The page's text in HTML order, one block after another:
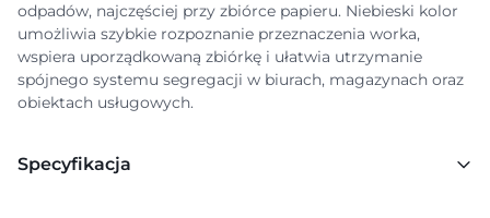
odpadów, najczęściej przy zbiórce papieru. Niebieski kolor
umożliwia szybkie rozpoznanie przeznaczenia worka,
wspiera uporządkowaną zbiórkę i ułatwia utrzymanie
spójnego systemu segregacji w biurach, magazynach oraz
obiektach usługowych.
Specyfikacja